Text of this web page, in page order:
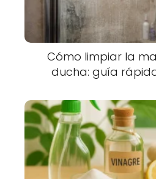
Cómo limpiar la
ducha: guía